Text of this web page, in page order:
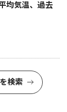
均気温、過去
検索